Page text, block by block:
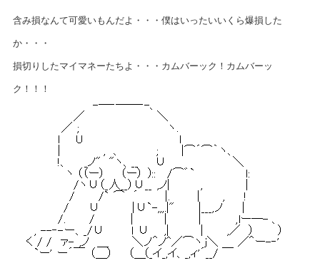
含み損なんて可愛いもんだよ・・・僕はいったいいくら爆損した
か・・・
損切りしたマイマネーたちよ・・・カムバーック！カムバーッ
ク！！！